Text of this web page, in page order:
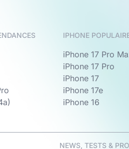
IPHONE
iPhone 17 Pro
iPhone 17 Pro
iPhone 17
iPhone 17e
iPhone 16
NEWS, TESTS &